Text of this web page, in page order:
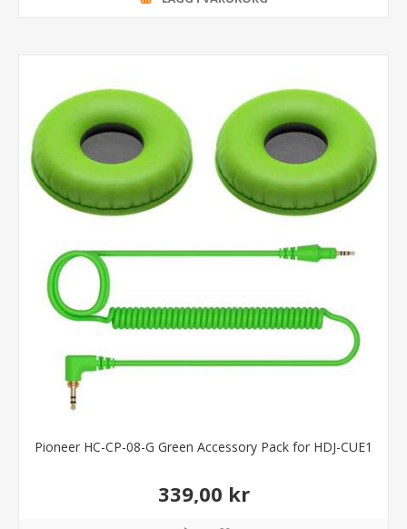
Pioneer HC-CP-08-G Green Accessory Pack for HDJ-CUE1
339,00 kr